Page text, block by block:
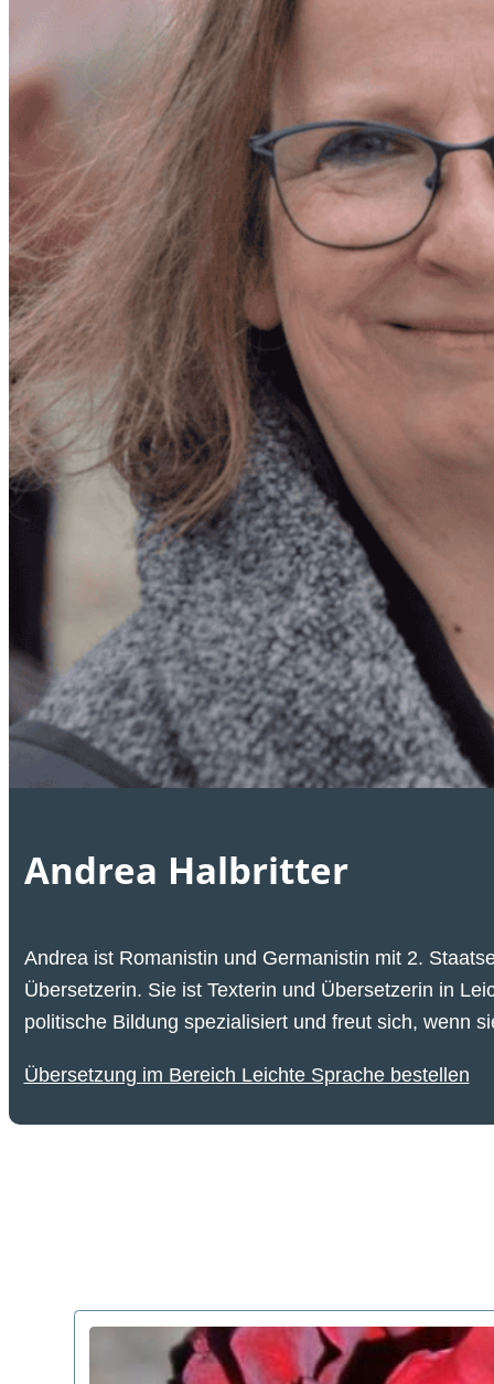
Andrea Halbritter
Andrea ist Romanistin und Germanistin mit 2.
Übersetzerin. Sie ist Texterin und Übersetzerin in
politische Bildung spezialisiert und freut sich, wenn
Übersetzung im Bereich Leichte Sprache bestellen